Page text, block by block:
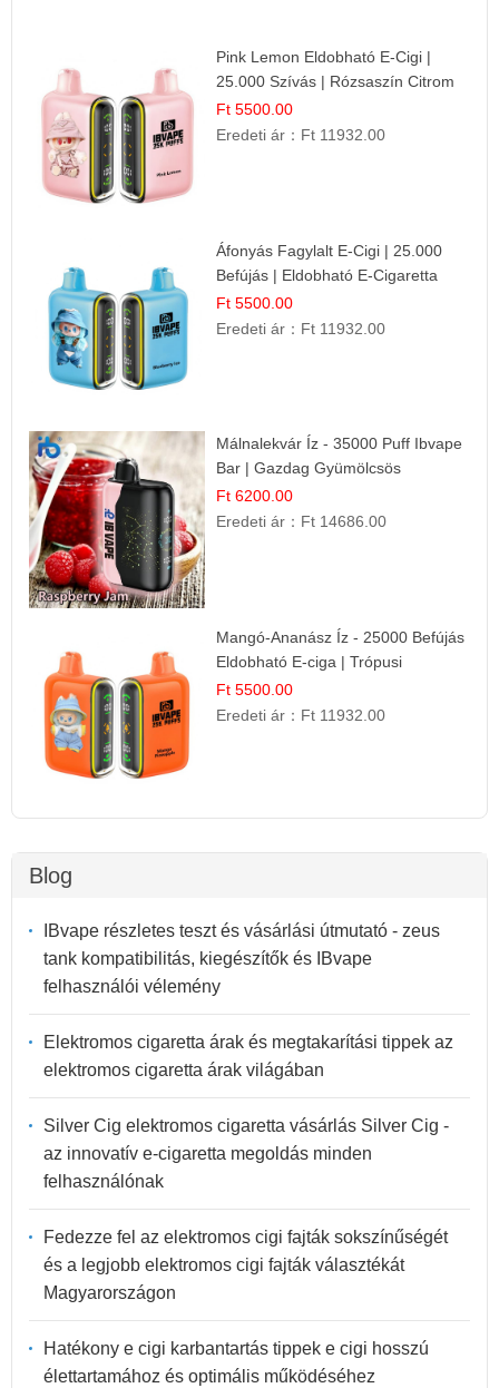
Pink Lemon Eldobható E-Cigi |
25.000 Szívás | Rózsaszín Citrom
Íz
Ft 5500.00
Eredeti ár： Ft 11932.00
Áfonyás Fagylalt E-Cigi | 25.000
Befújás | Eldobható E-Cigaretta
Ft 5500.00
Eredeti ár： Ft 11932.00
Málnalekvár Íz - 35000 Puff Ibvape
Bar | Gazdag Gyümölcsös
Ízélmény!
Ft 6200.00
Eredeti ár： Ft 14686.00
Mangó-Ananász Íz - 25000 Befújás
Eldobható E-ciga | Trópusi
Gyümölcs Élmény!
Ft 5500.00
Eredeti ár： Ft 11932.00
Blog
IBvape részletes teszt és vásárlási útmutató - zeus
tank kompatibilitás, kiegészítők és IBvape
felhasználói vélemény
Elektromos cigaretta árak és megtakarítási tippek az
elektromos cigaretta árak világában
Silver Cig elektromos cigaretta vásárlás Silver Cig -
az innovatív e-cigaretta megoldás minden
felhasználónak
Fedezze fel az elektromos cigi fajták sokszínűségét
és a legjobb elektromos cigi fajták választékát
Magyarországon
Hatékony e cigi karbantartás tippek e cigi hosszú
élettartamához és optimális működéséhez